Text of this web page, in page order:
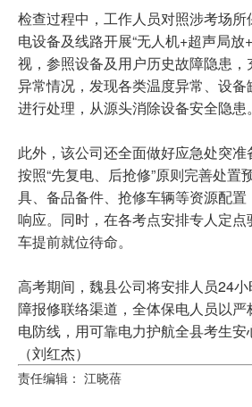
检查过程中，工作人员对照涉考场
电设备及线路开展“无人机+超声局放
视，参照设备及用户历史故障隐患
异常情况，发现各类温度异常、设
进行处理，从源头消除设备安全隐患。
此外，该公司还全面做好应急处突准
按照“先复电、后抢修”原则完善处置
具、备品备件、抢修车辆等资源配
响应。同时，在各考点安排专人定
车提前就位待命。
高考期间，魏县公司将安排人员24
障报修联络渠道，全体保电人员以
电防线，用可靠电力护航全县考生安
（刘红杰）
责任编辑： 江晓蓓